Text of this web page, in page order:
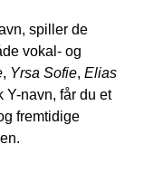
spiller de
vokal- og
, Yrsa Sofie, Elias
Y-navn, får du et
fremtidige